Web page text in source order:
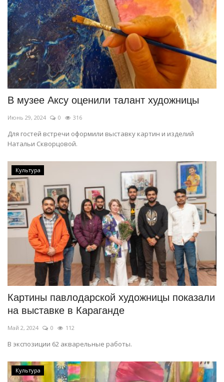
В музее Аксу оценили талант художницы
Июнь 29, 2024 0 316
Для гостей встречи оформили выставку картин и изделий
Натальи Скворцовой.
Культура
Картины павлодарской художницы показали
на выставке в Караганде
Май 2, 2024 0 112
В экспозиции 62 акварельные работы.
Культура